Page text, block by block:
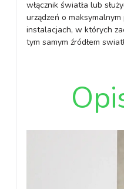
włącznik światła lub
urządzeń o
instalacjach, w których
tym samym źródłem